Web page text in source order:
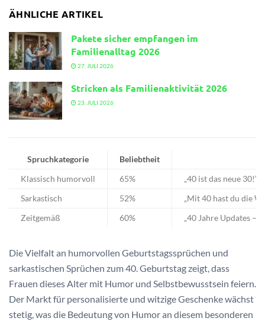
ÄHNLICHE ARTIKEL
Pakete sicher empfangen im
Familienalltag 2026
27. JULI 2026
Stricken als Familienaktivität 2026
23. JULI 2026
Spruchkategorie Beliebtheit
Klassisch humorvoll 65% „40 ist das neue 30!“
Sarkastisch 52% „Mit 40 hast du die
Zeitgemäß 60% „40 Jahre Updates –
Die Vielfalt an humorvollen Geburtstagssprüchen und
sarkastischen Sprüchen zum 40. Geburtstag zeigt, dass
Frauen dieses Alter mit Humor und Selbstbewusstsein feiern.
Der Markt für personalisierte und witzige Geschenke wächst
stetig, was die Bedeutung von Humor an diesem besonderen